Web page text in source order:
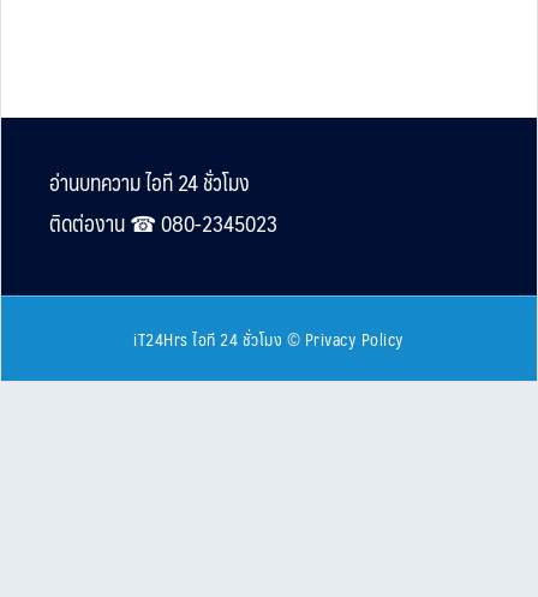
Footer
อ่านบทความ ไอที 24 ชั่วโมง
ติดต่องาน ☎︎ 080-2345023
iT24Hrs ไอที 24 ชั่วโมง © Privacy Policy